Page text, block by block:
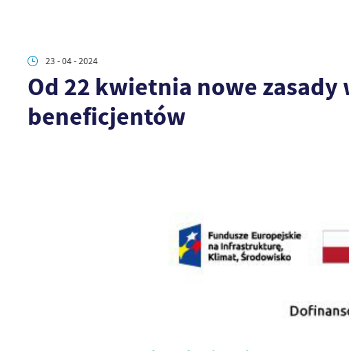
23 - 04 - 2024
Od 22 kwietnia nowe zasady
beneficjentów